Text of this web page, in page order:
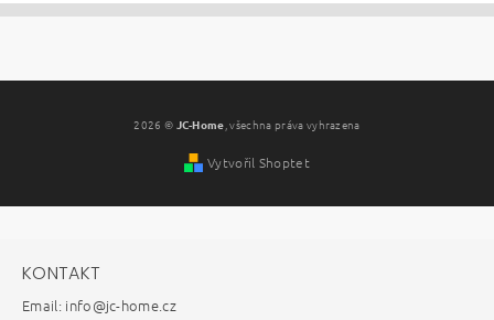
2026 © JC-Home , všechna práva vyhrazena
Vytvořil Shoptet
KONTAKT
Email: info@jc-home.cz